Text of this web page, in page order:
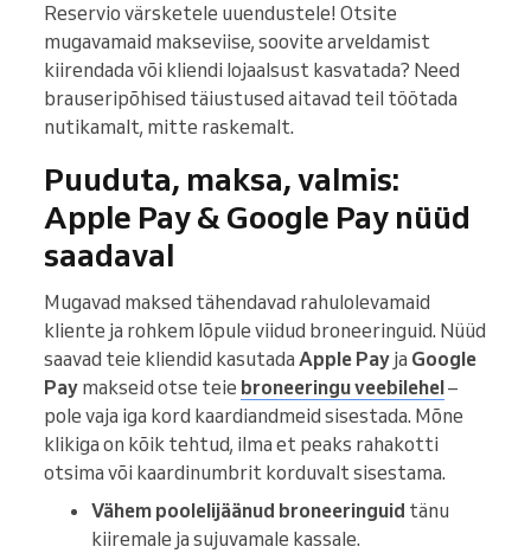
Reservio värsketele uuendustele! Otsite
mugavamaid makseviise, soovite arveldamist
kiirendada või kliendi lojaalsust kasvatada? Need
brauseripõhised täiustused aitavad teil töötada
nutikamalt, mitte raskemalt.
Puuduta, maksa, valmis:
Apple Pay & Google Pay nüüd
saadaval
Mugavad maksed tähendavad rahulolevamaid
kliente ja rohkem lõpule viidud broneeringuid. Nüüd
saavad teie kliendid kasutada Apple Pay ja Google
Pay makseid otse teie broneeringu veebilehel–
pole vaja iga kord kaardiandmeid sisestada. Mõne
klikiga on kõik tehtud, ilma et peaks rahakotti
otsima või kaardinumbrit korduvalt sisestama.
Vähem poolelijäänud broneeringuid tänu
kiiremale ja sujuvamale kassale.